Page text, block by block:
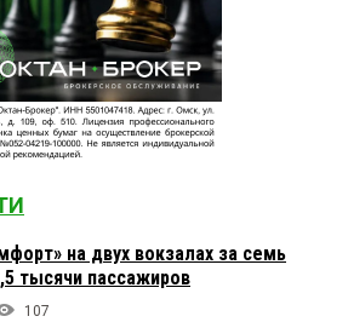
на двух вокзалах за семь
тысячи пассажиров
107